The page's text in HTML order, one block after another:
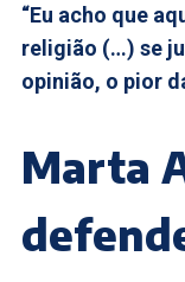
“Eu acho que
religião (…) se
opinião, o pior
Marta